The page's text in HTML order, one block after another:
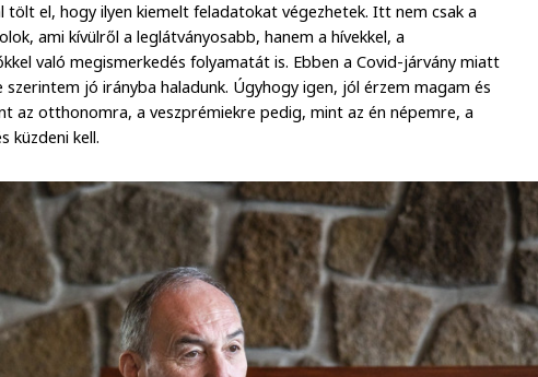
tölt el, hogy ilyen kiemelt feladatokat végezhetek. Itt nem csak a
ami kívülről a leglátványosabb, hanem a hívekkel, a
való megismerkedés folyamatát is. Ebben a Covid-járvány miatt
jó irányba haladunk. Úgyhogy igen, jól érzem magam és
az otthonomra, a veszprémiekre pedig, mint az én népemre, a
küzdeni kell.